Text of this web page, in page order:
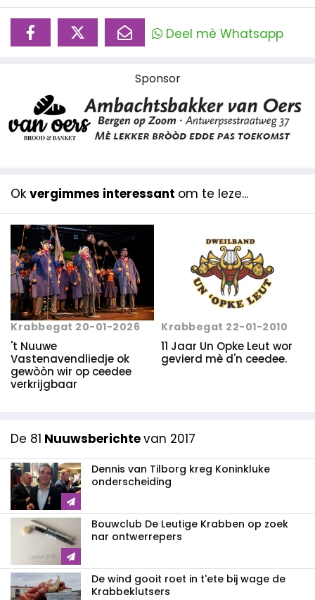
Deel mè Whatsapp
Sponsor
Ok vergimmes interessant om te leze...
Krabbegat 20-01-2026
't Nuuwe
Vastenavendliedje ok
gewòòn wir op ceedee
verkrijgbaar
Krabbegat 22-01-2010
11 Jaar Un Opke Leut wor
gevierd mè d'n ceedee.
De 81 Nuuwsberichtevan 2017
Dennis van Tilborg kreg Koninkluke
onderscheiding
Bouwclub De Leutige Krabben op zoek
nar ontwerrepers
De wind gooit roet in t'ete bij wage de
Krabbeklutsers